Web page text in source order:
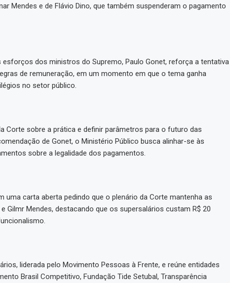
Mendes e de Flávio Dino, que também suspenderam o pagamento
dos ministros do Supremo, Paulo Gonet, reforça a tentativa
de remuneração, em um momento em que o tema ganha
no setor público.
Corte sobre a prática e definir parâmetros para o futuro das
de Gonet, o Ministério Público busca alinhar-se às
sobre a legalidade dos pagamentos.
uma carta aberta pedindo que o plenário da Corte mantenha as
Gilmr Mendes, destacando que os supersalários custam R$ 20
liderada pelo Movimento Pessoas à Frente, e reúne entidades
Brasil Competitivo, Fundação Tide Setubal, Transparência